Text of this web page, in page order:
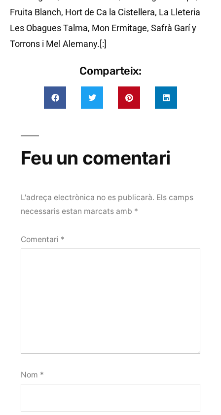
Fruita Blanch, Hort de Ca la Cistellera, La Lleteria
Les Obagues Talma, Mon Ermitage, Safrà Garí y
Torrons i Mel Alemany.[:]
Comparteix:
Feu un comentari
L'adreça electrònica no es publicarà. Els camps
necessaris estan marcats amb *
Comentari *
Nom *